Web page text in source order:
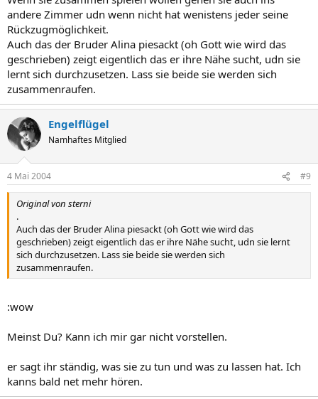
andere Zimmer udn wenn nicht hat wenistens jeder seine
Rückzugmöglichkeit.
Auch das der Bruder Alina piesackt (oh Gott wie wird das
geschrieben) zeigt eigentlich das er ihre Nähe sucht, udn sie
lernt sich durchzusetzen. Lass sie beide sie werden sich
zusammenraufen.
Engelflügel
Namhaftes Mitglied
4 Mai 2004 #9
Original von sterni
.
Auch das der Bruder Alina piesackt (oh Gott wie wird das
geschrieben) zeigt eigentlich das er ihre Nähe sucht, udn sie lernt
sich durchzusetzen. Lass sie beide sie werden sich
zusammenraufen.
:wow
Meinst Du? Kann ich mir gar nicht vorstellen.
er sagt ihr ständig, was sie zu tun und was zu lassen hat. Ich
kanns bald net mehr hören.